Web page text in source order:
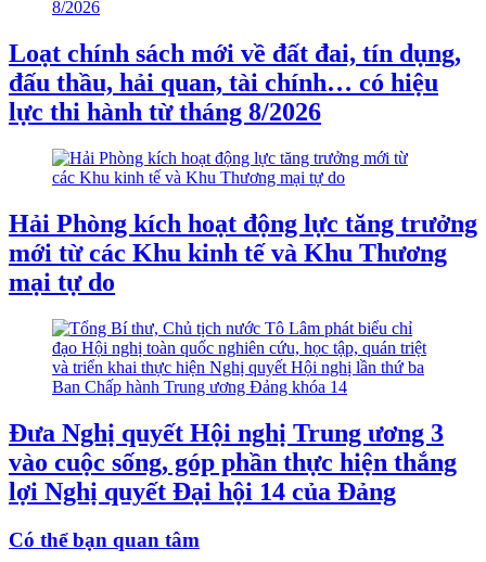
Loạt chính sách mới về đất đai, tín dụng,
đấu thầu, hải quan, tài chính… có hiệu
lực thi hành từ tháng 8/2026
Hải Phòng kích hoạt động lực tăng trưởng
mới từ các Khu kinh tế và Khu Thương
mại tự do
Đưa Nghị quyết Hội nghị Trung ương 3
vào cuộc sống, góp phần thực hiện thắng
lợi Nghị quyết Đại hội 14 của Đảng
Có thể bạn quan tâm